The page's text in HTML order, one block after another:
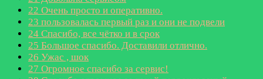
22 Очень просто и оперативно.
23 пользовалась первый раз и они не подвели
24 Спасибо, все чётко и в срок
25 Большое спасибо. Доставили отлично.
26 Ужас , шок
27 Огромное спасибо за сервис!